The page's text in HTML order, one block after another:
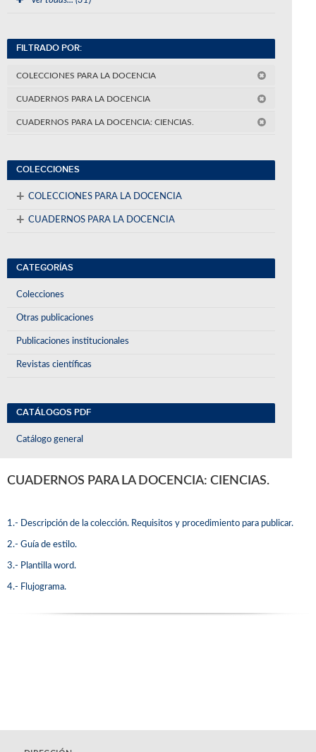
FILTRADO POR:
COLECCIONES PARA LA DOCENCIA
CUADERNOS PARA LA DOCENCIA
CUADERNOS PARA LA DOCENCIA: CIENCIAS.
COLECCIONES
+ COLECCIONES PARA LA DOCENCIA
+ CUADERNOS PARA LA DOCENCIA
CATEGORÍAS
Colecciones
Otras publicaciones
Publicaciones institucionales
Revistas científicas
CATÁLOGOS PDF
Catálogo general
CUADERNOS PARA LA DOCENCIA: CIENCIAS.
1.- Descripción de la colección. Requisitos y procedimiento para publicar.
2.- Guía de estilo.
3.- Plantilla word.
4.- Flujograma.